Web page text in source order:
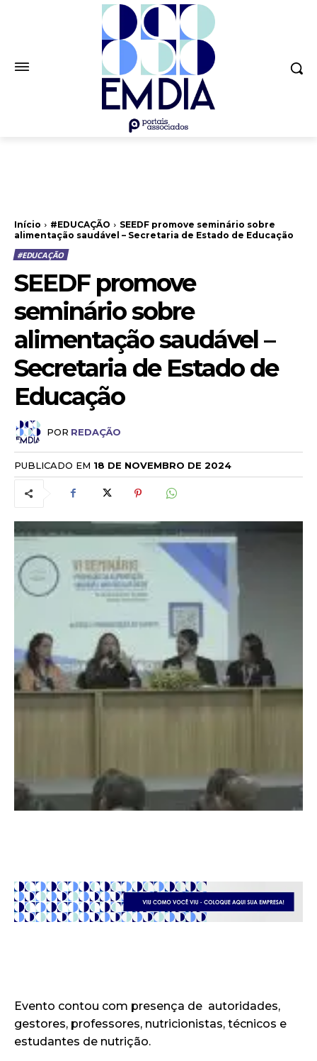
Início #EDUCAÇÃO
SEEDF promove seminário sobre
alimentação saudável – Secretaria de Estado de Educação
#EDUCAÇÃO
SEEDF promove
seminário sobre
alimentação saudável –
Secretaria de Estado de
Educação
POR REDAÇÃO
PUBLICADO EM 18 DE NOVEMBRO DE 2024
Evento contou com presença de autoridades,
gestores, professores, nutricionistas, técnicos e
estudantes de nutrição.